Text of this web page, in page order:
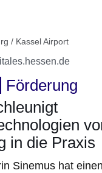
/ Kassel Airport
Förderung
in die Praxis
Sinemus hat